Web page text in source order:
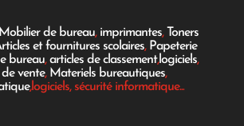
Mobilier de bureau, imprimantes, Toners
et fournitures scolaires, Papeterie
bureau,articles de classement,logiciels,
vente, Materiels bureautiques,
,logiciels, sécurité informatique...